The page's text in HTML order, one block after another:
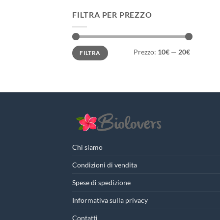
FILTRA PER PREZZO
Prezzo
Min
Prezzo
MaxFILTRA Prezzo: 10€ — 20€
Chi siamo
Condizioni di vendita
Spese di spedizione
Informativa sulla privacy
Contatti